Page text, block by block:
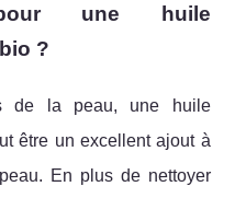
une huile
?
de la peau, une huile
être un excellent ajout à
En plus de nettoyer